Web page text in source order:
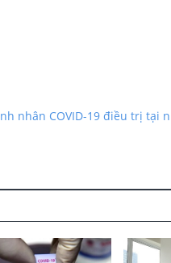
nhân COVID-19 điều trị tại